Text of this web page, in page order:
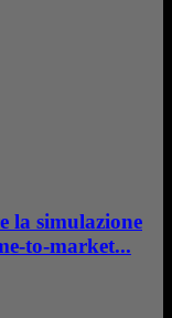
la simulazione
to-market...